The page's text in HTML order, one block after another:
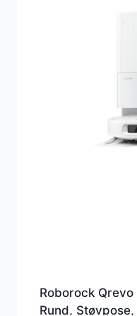
Roborock
Rund,